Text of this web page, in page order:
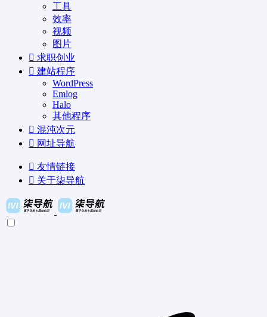
工具
效率
视频
图片
求职创业
建站程序
WordPress
Emlog
Halo
其他程序
混沌次元
网址导航
友情链接
关于柒导航